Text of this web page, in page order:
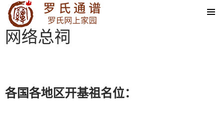
SKIP TO CONTENT
网络总祠
各国各地区开基祖名位：